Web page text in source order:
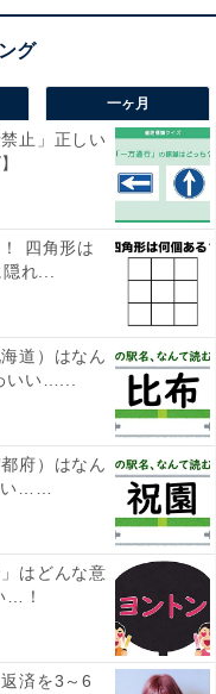
一ヶ月
止」正しい
四角形は
れ...
道）はなん
いい…...
府）はなん
い……
はどんな意
…！
済を3～6